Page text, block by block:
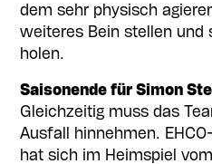
dem sehr physisch
weiteres Bein stellen und
holen.
Saisonende für Simon
Gleichzeitig muss das
Ausfall hinnehmen.
hat sich im Heimspiel